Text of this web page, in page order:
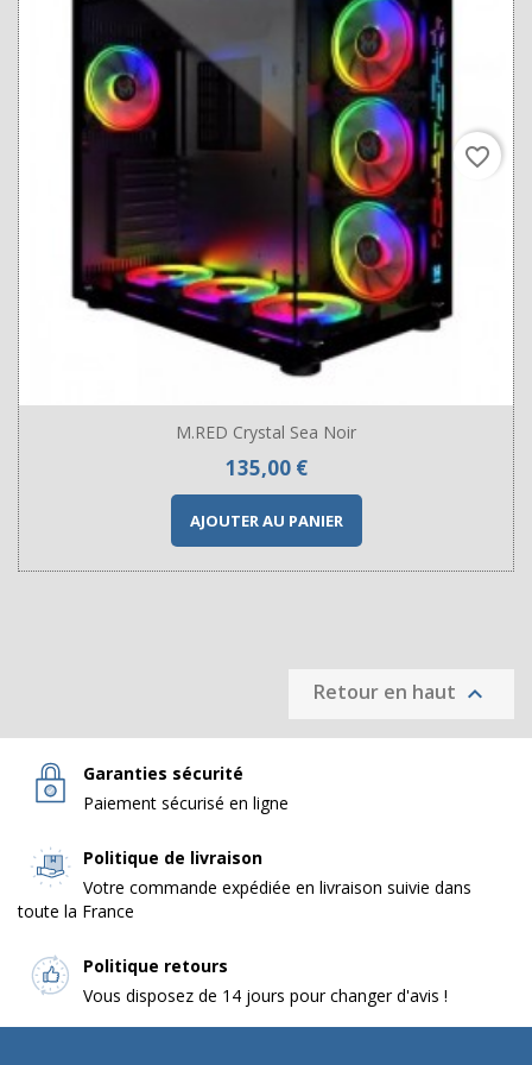
M.RED Crystal Sea Noir
Prix
135,00 €
AJOUTER AU PANIER
favorite_border
Retour en haut 
Garanties sécurité
Paiement sécurisé en ligne
Politique de livraison
Votre commande expédiée en livraison suivie dans
toute la France
Politique retours
Vous disposez de 14 jours pour changer d'avis !